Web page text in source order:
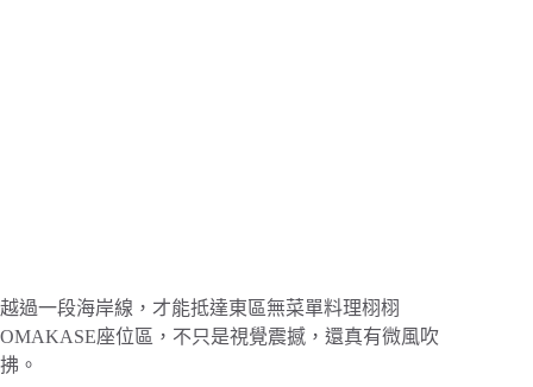
越過一段海岸線，才能抵達東區無菜單料理栩栩
OMAKASE座位區，不只是視覺震撼，還真有微風吹
拂。